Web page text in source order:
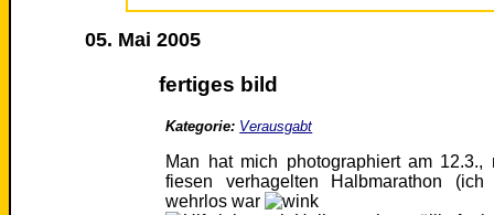
05. Mai 2005
fertiges bild
Kategorie: Verausgabt
Man hat mich photographiert am
fiesen verhagelten Halbmarathon
wehrlos war